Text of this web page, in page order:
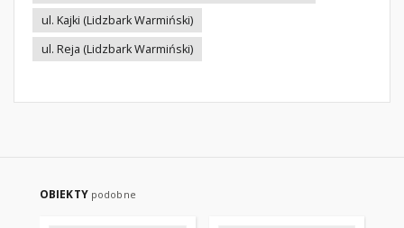
ul. Kajki (Lidzbark Warmiński)
ul. Reja (Lidzbark Warmiński)
OBIEKTY podobne